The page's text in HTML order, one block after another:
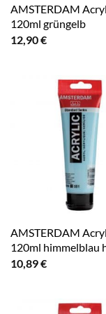
AMSTERDAM
120ml grüngelb
12,90€
AMSTERDAM
120ml himmelblau
10,89€